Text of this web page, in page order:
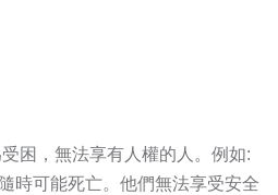
困，無法享有人權的人。例如:
時可能死亡。他們無法享受安全